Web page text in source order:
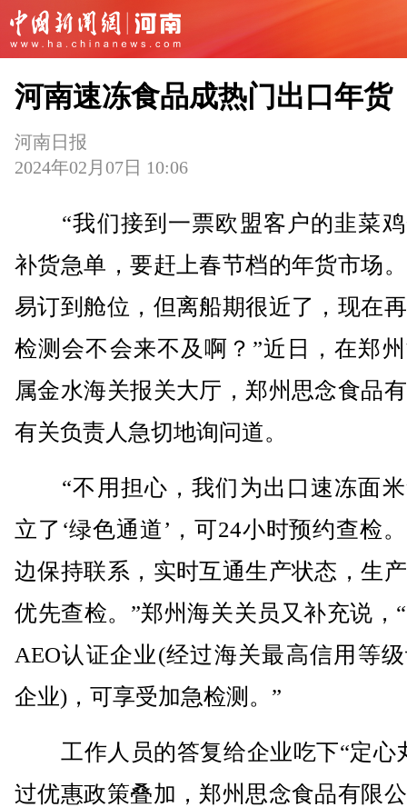
河南速冻食品成热门出口年货
河南日报
2024年02月07日 10:06
“我们接到一票欧盟客户的韭菜鸡
补货急单，要赶上春节档的年货市场
易订到舱位，但离船期很近了，现在
检测会不会来不及啊？”近日，在郑
属金水海关报关大厅，郑州思念食品
有关负责人急切地询问道。
“不用担心，我们为出口速冻面米
立了‘绿色通道’，可24小时预约查检
边保持联系，实时互通生产状态，生
优先查检。”郑州海关关员又补充说，
AEO认证企业(经过海关最高信用等
企业)，可享受加急检测。”
工作人员的答复给企业吃下“定心
过优惠政策叠加，郑州思念食品有限